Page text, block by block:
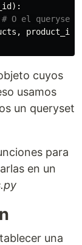
):
, product_id
cuyos
usamos
un queryset
para
en un
una